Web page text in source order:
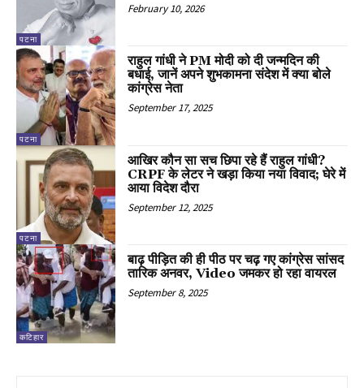
पटना
February 10, 2026
पटना
राहुल गांधी ने PM मोदी को दी जन्मदिन की
बधाई, जानें अपने शुभकामना संदेश में क्या बोले
कांग्रेस नेता
September 17, 2025
पटना
आखिर कौन सा सच छिपा रहे हैं राहुल गांधी?
CRPF के लेटर ने खड़ा किया नया विवाद; घेरे में
आया विदेश दौरा
September 12, 2025
कटिहार
बाढ़ पीड़ित की ही पीठ पर चढ़ गए कांग्रेस सांसद
तारिक अनवर, Video जमकर हो रहा वायरल
September 8, 2025